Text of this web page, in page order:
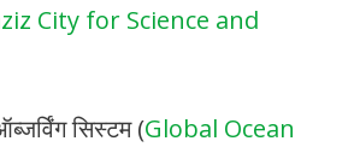
City for Science and
सिस्टम (Global Ocean